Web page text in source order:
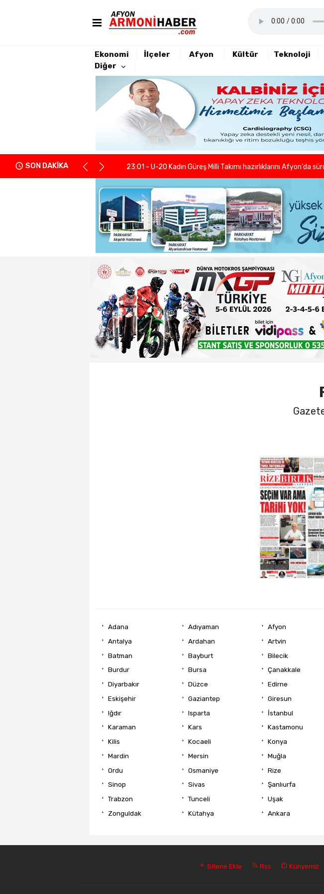
Ekonomi İlçeler Afyon Kültür Teknoloji
Diğer
SON DAKİKA
22:21 - Yeniden Refah Partisi haftalık basın açıklamasını
23:08 - PARKHAYAT Hastanesi'nde sezon öncesi sağlık
23:04 - Afyonkarahisarlı berber ve kuaförlerden anlamlı
23:01 - U-20 Kadın Güreş Milli Takımı hazırlıklarını Afyon'da
22:55 - İGM Başkanı Siper: "Engelleri birlikte azaltıyoruz."
22:37 - Kentsel Dönüşümde yeni dönem başladı
22:29 - Adnan Başkan'dan ısınma sorunlarına kalıcı çözümler
22:26 - Badak ,Enver Paşa'nın şehadet yıldönümü sebebiyle bir
22:21 - Yeniden Refah Partisi haftalık basın açıklamasını
23:08 - PARKHAYAT Hastanesi'nde sezon öncesi sağlık
Adana Adıyaman Afyon
Antalya
Ardahan Artvin
Batman
Bayburt Bilecik
Burdur
Bursa Çanakkale
Diyarbakır
Düzce Edirne
Eskişehir
Gaziantep Giresun
Iğdır
Isparta İstanbul
Karaman
Kars Kastamonu
Kilis
Kocaeli Konya
Mardin
Mersin Muğla
Ordu
Osmaniye Rize
Sinop
Sivas Şanlıurfa
Trabzon
Tunceli Uşak
Zonguldak
Kütahya Ankara
Sitene Ekle Rss Künyemiz